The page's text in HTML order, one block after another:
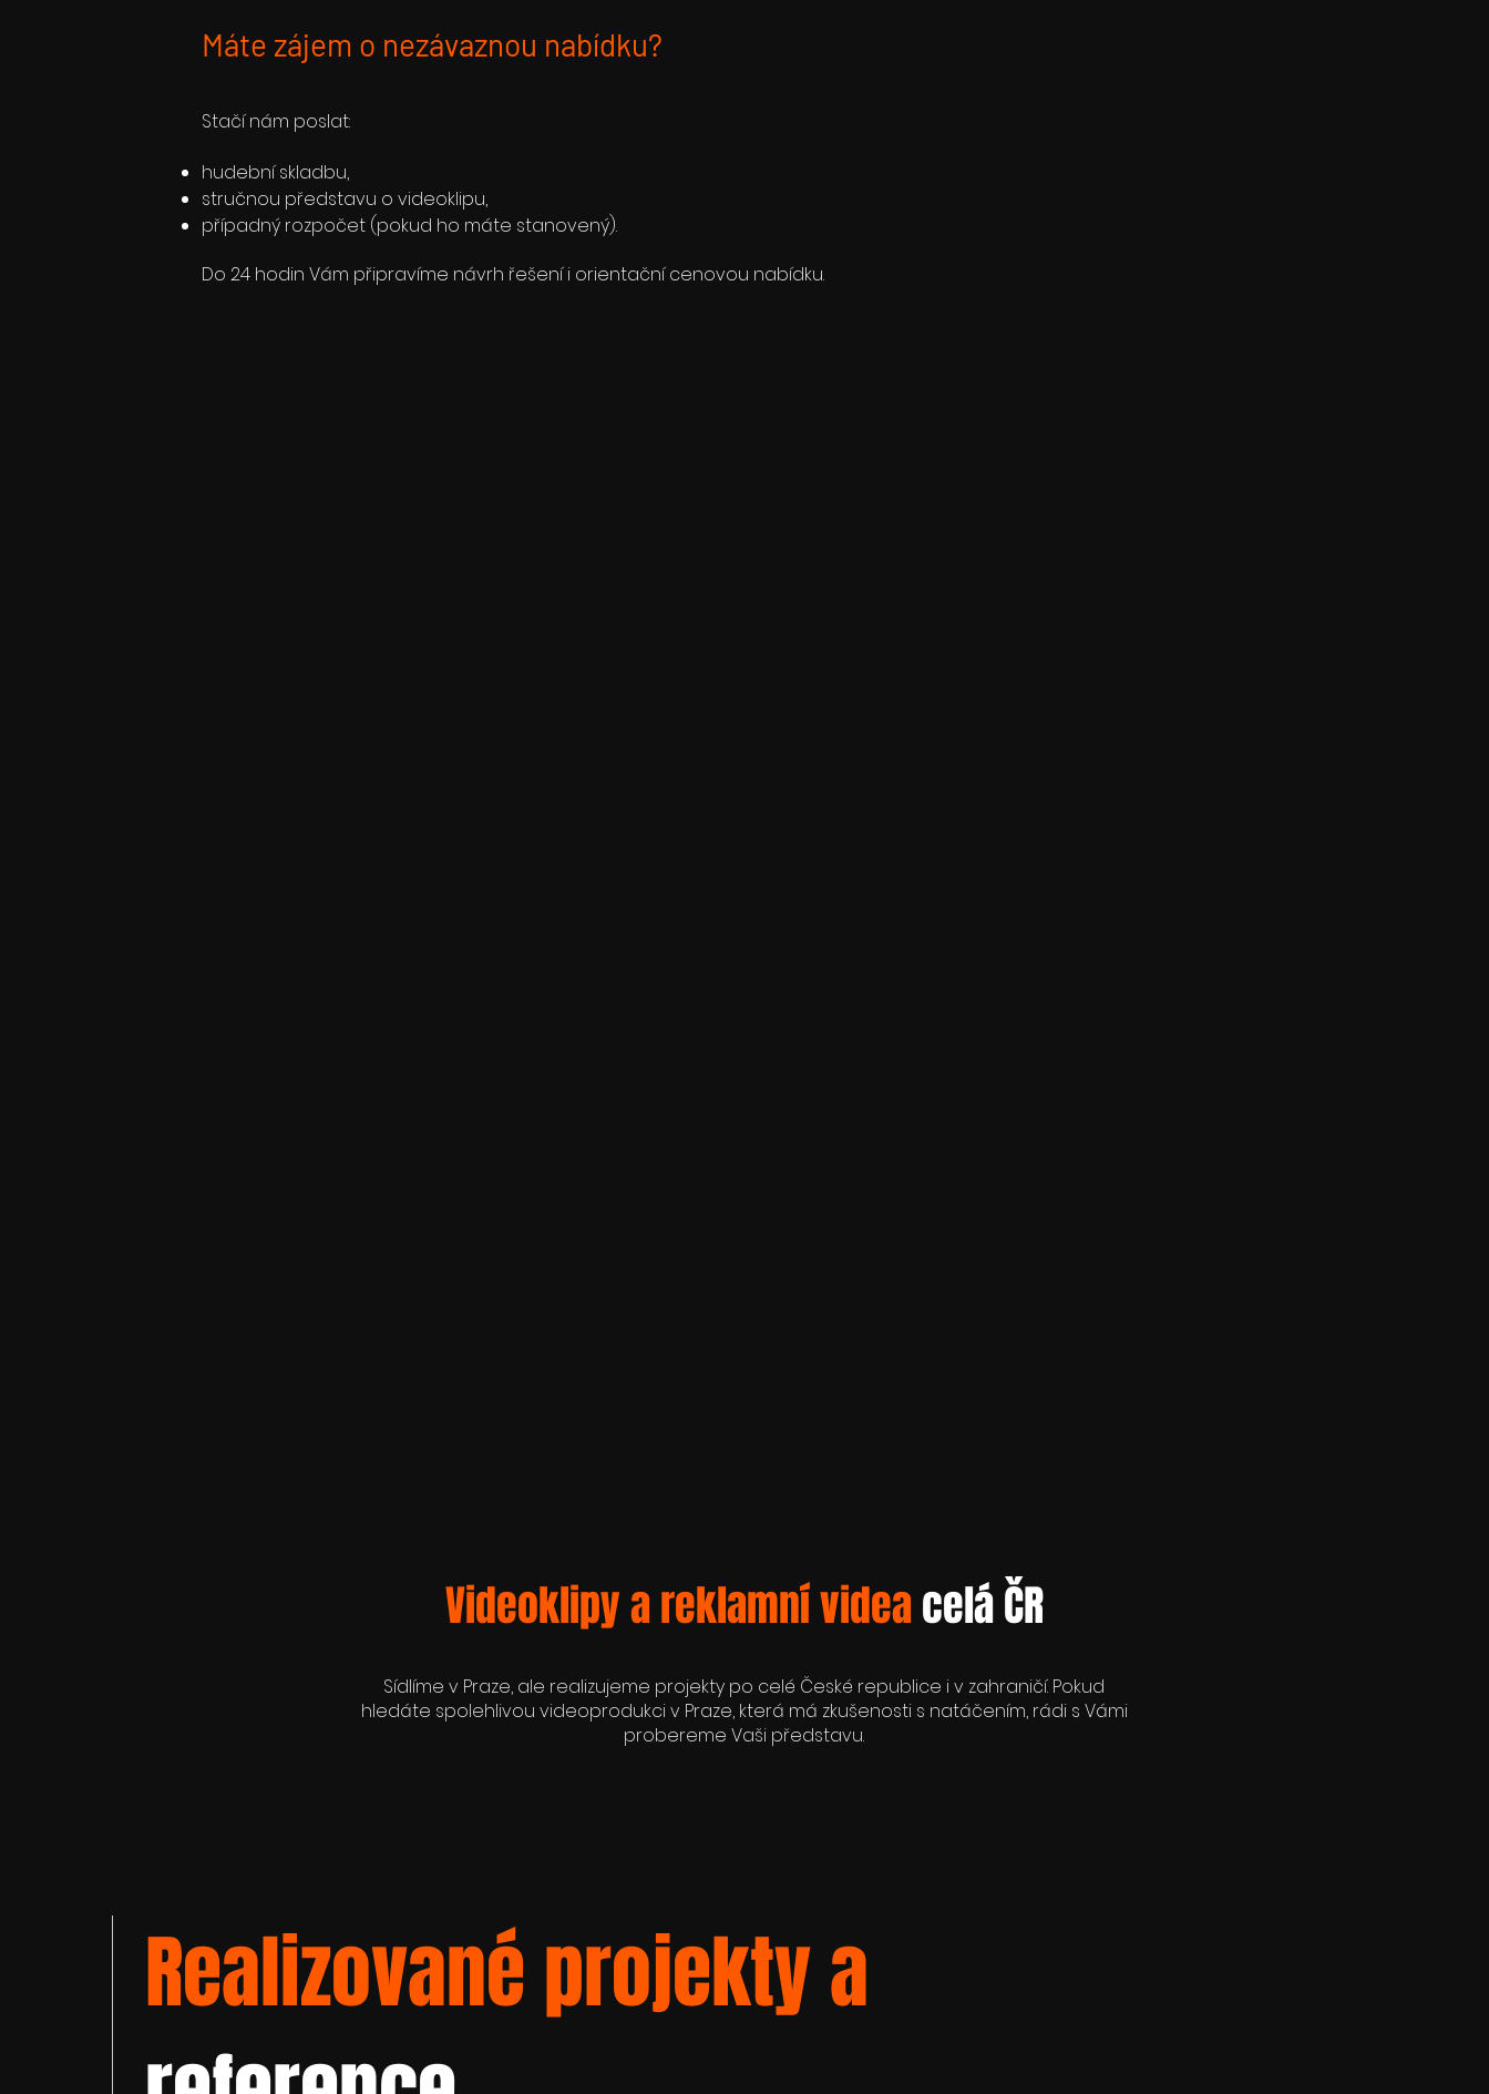
Máte zájem o nezávaznou nabídku?
Stačí nám poslat:
hudební skladbu,
stručnou představu o videoklipu,
případný rozpočet (pokud ho máte stanovený).
Do 24 hodin Vám připravíme návrh řešení i orientační cenovou nabídku.
Videoklipy a reklamní videacelá ČR
Sídlíme v Praze, ale realizujeme projekty po celé České republice i v zahraničí. Pokud
hledáte spolehlivou videoprodukci v Praze, která má zkušenosti s natáčením, rádi s Vámi
probereme Vaši představu.
Realizované projekty a